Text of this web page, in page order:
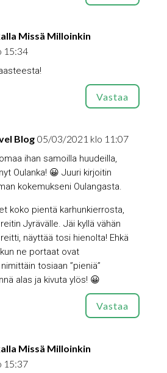
Missä Milloinkin
15:34
Vastaa
Blog 05/03/2021 klo 11:07
ihan samoilla huudeilla,
Oulanka! 😀 Juuri kirjoitin
kokemukseni Oulangasta.
koko pientä karhunkierrosta,
Jyrävälle. Jäi kyllä vähän
näyttää tosi hienolta! Ehkä
ne portaat ovat
tosiaan ”pieniä”
alas ja kivuta ylös! 😀
Vastaa
Missä Milloinkin
15:37